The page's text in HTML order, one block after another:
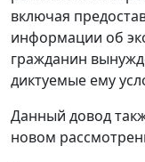
включая
информации об
гражданин
диктуемые ему
Данный довод
новом